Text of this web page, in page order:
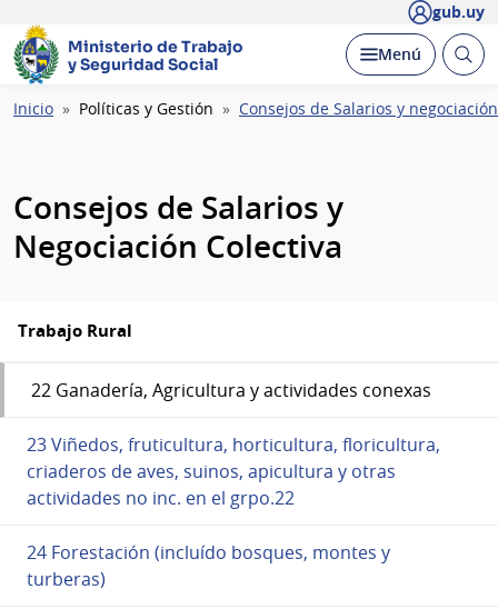
gub.uy
Ministerio de Trabajo
y Seguridad Social
Desplegar
Menú Abrir
Ruta
Inicio Políticas y Gestión Consejos de Salarios y
Consejos de Salarios y
Negociación Colectiva
Trabajo Rural
22 Ganadería, Agricultura y actividades conexas
23 Viñedos, fruticultura, horticultura, floricultura,
criaderos de aves, suinos, apicultura y otras
actividades no inc. en el grpo.22
24 Forestación (incluído bosques, montes y
turberas)